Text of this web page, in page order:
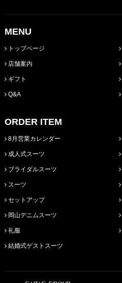
MENU
トップページ
店舗案内
ギフト
Q&A
ORDER ITEM
8月営業カレンダー
成人式スーツ
ブライダルスーツ
スーツ
セットアップ
岡山デニムスーツ
礼服
結婚式ゲストスーツ